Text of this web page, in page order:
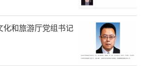
化和旅游厅党组书记